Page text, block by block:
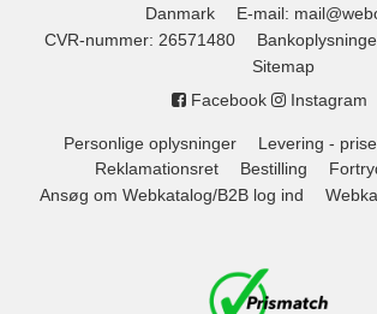
Danmark
E-mail:
CVR-nummer: 26571480
Sitemap
Facebook
Instagram
Personlige oplysninger Levering -
Reklamationsret
Bestilling
Ansøg om Webkatalog/B2B log ind